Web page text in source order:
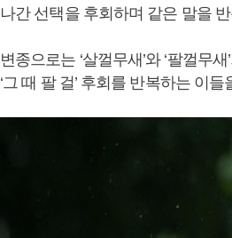
나간 선택을 후회하며 같은 말을
변종으로는 ‘살껄무새’와 ‘팔껄무
‘그 때 팔 걸’ 후회를 반복하는 이들